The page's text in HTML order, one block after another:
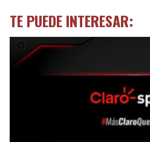
TE PUEDE INTERESAR: